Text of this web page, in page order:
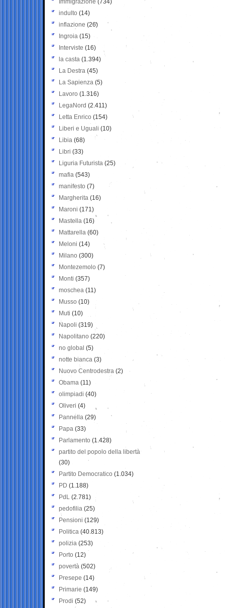
Immigrazione (734)
indulto (14)
inflazione (26)
Ingroia (15)
Interviste (16)
la casta (1.394)
La Destra (45)
La Sapienza (5)
Lavoro (1.316)
LegaNord (2.411)
Letta Enrico (154)
Liberi e Uguali (10)
Libia (68)
Libri (33)
Liguria Futurista (25)
mafia (543)
manifesto (7)
Margherita (16)
Maroni (171)
Mastella (16)
Mattarella (60)
Meloni (14)
Milano (300)
Montezemolo (7)
Monti (357)
moschea (11)
Musso (10)
Muti (10)
Napoli (319)
Napolitano (220)
no global (5)
notte bianca (3)
Nuovo Centrodestra (2)
Obama (11)
olimpiadi (40)
Oliveri (4)
Pannella (29)
Papa (33)
Parlamento (1.428)
partito del popolo della libertà
(30)
Partito Democratico (1.034)
PD (1.188)
PdL (2.781)
pedofilia (25)
Pensioni (129)
Politica (40.813)
polizia (253)
Porto (12)
povertà (502)
Presepe (14)
Primarie (149)
Prodi (52)